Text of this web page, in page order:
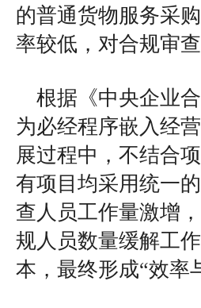
的普通货物服务采
率较低，对合规审
根据《中央企业
为必经程序嵌入经
展过程中，不结合
有项目均采用统一
查人员工作量激增
规人员数量缓解工
本，最终形成“效率